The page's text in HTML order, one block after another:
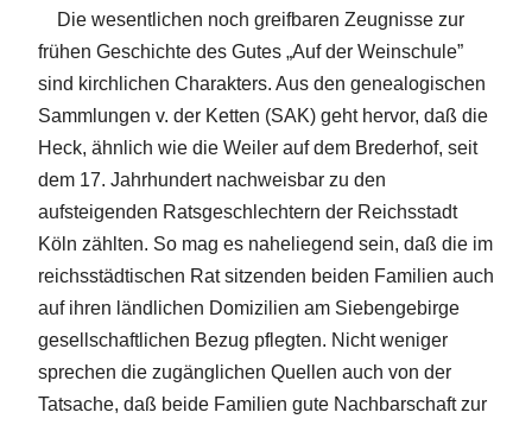
Die wesentlichen noch greifbaren Zeugnisse zur
frühen Geschichte des Gutes „Auf der Weinschule”
sind kirchlichen Charakters. Aus den genealogischen
Sammlungen v. der Ketten (SAK) geht hervor, daß die
Heck, ähnlich wie die Weiler auf dem Brederhof, seit
dem 17. Jahrhundert nachweisbar zu den
aufsteigenden Ratsgeschlechtern der Reichsstadt
Köln zählten. So mag es naheliegend sein, daß die im
reichsstädtischen Rat sitzenden beiden Familien auch
auf ihren ländlichen Domizilien am Siebengebirge
gesellschaftlichen Bezug pflegten. Nicht weniger
sprechen die zugänglichen Quellen auch von der
Tatsache, daß beide Familien gute Nachbarschaft zur